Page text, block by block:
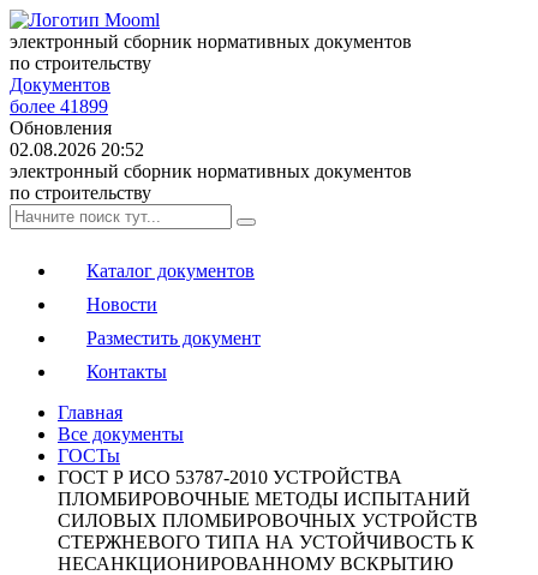
электронный сборник нормативных документов
по строительству
Документов
более 41899
Обновления
02.08.2026 20:52
электронный сборник нормативных документов
по строительству
Каталог документов
Новости
Разместить документ
Контакты
Главная
Все документы
ГОСТы
ГОСТ Р ИСО 53787-2010 УСТРОЙСТВА
ПЛОМБИРОВОЧНЫЕ МЕТОДЫ ИСПЫТАНИЙ
СИЛОВЫХ ПЛОМБИРОВОЧНЫХ УСТРОЙСТВ
СТЕРЖНЕВОГО ТИПА НА УСТОЙЧИВОСТЬ К
НЕСАНКЦИОНИРОВАННОМУ ВСКРЫТИЮ